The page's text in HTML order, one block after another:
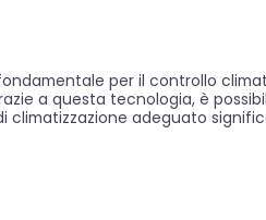
per il controllo
a questa tecnologia, è
adeguato